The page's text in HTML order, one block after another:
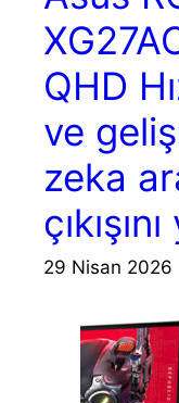
QHD
ve
zeka
29 Nisan 2026